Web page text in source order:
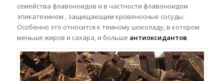
семейства флавоноидов и в частности флавоноидом
эпикатехином , защищающим кровеносные сосуды.
Особенно это относится к темному шоколаду, в котором
меньше жиров и сахара, и больше антиоксидантов.